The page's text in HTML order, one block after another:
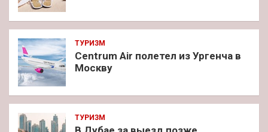
ТУРИЗМ
Centrum Air полетел из Ургенча в
Москву
ТУРИЗМ